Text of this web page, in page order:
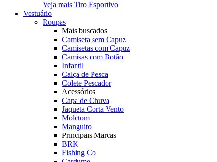
Veja mais Tiro Esportivo
Vestuário
Roupas
Mais buscados
Camiseta sem Capuz
Camisetas com Capuz
Camisas com Botão
Infantil
Calça de Pesca
Colete Pescador
Acessórios
Capa de Chuva
Jaqueta Corta Vento
Moletom
Manguito
Principais Marcas
BRK
Fishing Co